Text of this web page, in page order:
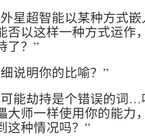
星超智能以某种方式
否以这样一种方式运作
了？”
说明你的比喻？”
能劫持是个错误的词
大师一样使用你的能力
这种情况吗？”